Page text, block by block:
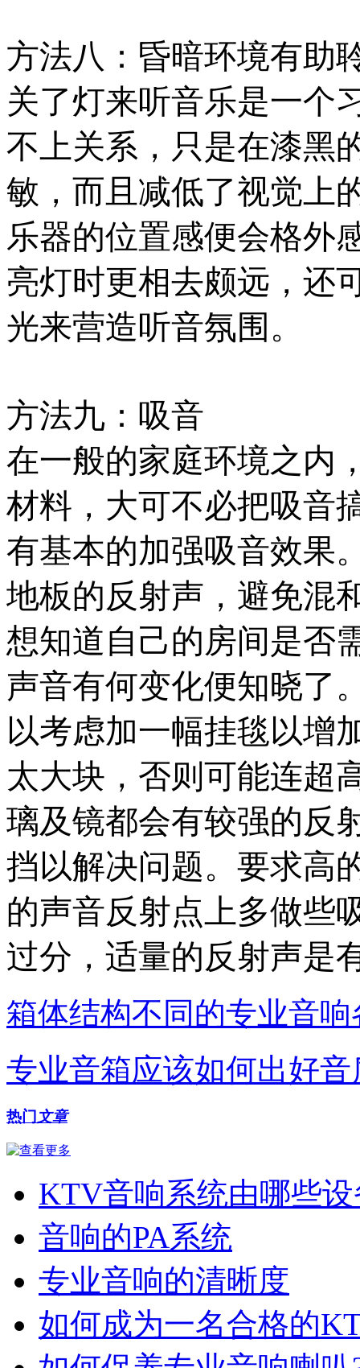
方法八：昏暗环境有助
关了灯来听音乐是一个
不上关系，只是在漆黑
敏，而且减低了视觉上
乐器的位置感便会格外
亮灯时更相去颇远，还
光来营造听音氛围。
方法九：吸音
在一般的家庭环境之内
材料，大可不必把吸音
有基本的加强吸音效果
地板的反射声，避免混
想知道自己的房间是否
声音有何变化便知晓了
以考虑加一幅挂毯以增
太大块，否则可能连超
璃及镜都会有较强的反
挡以解决问题。要求高
的声音反射点上多做些
过分，适量的反射声是
箱体结构不同的专业音
专业音箱应该如何出好音
热门 文章
KTV音响系统由哪些
音响的PA系统
专业音响的清晰度
如何成为一名合格的